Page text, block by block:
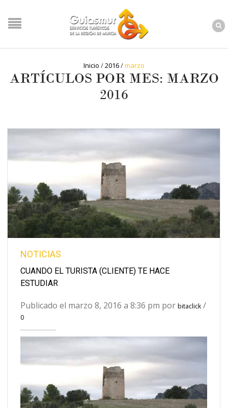
Inicio /2016/marzo
ARTÍCULOS POR MES: MARZO
2016
NOTICIAS
CUANDO EL TURISTA (CLIENTE) TE HACE
ESTUDIAR
Publicado el marzo 8, 2016 a 8:36 pm por bitaclick /
0